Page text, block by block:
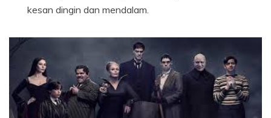
kesan dingin dan mendalam.